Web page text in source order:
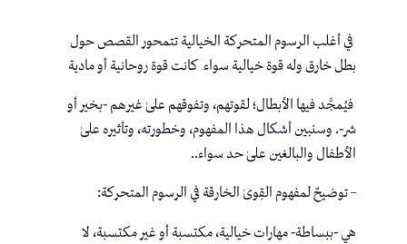
في أغلب الرسوم المتحركة الخيالية تتمحور القصص حول
بطل خارق وله قوة خيالية سواء كانت قوة روحانية أو مادية
فيُمجَّد فيها الأبطال؛ لقوتهم، وتفوقهم علىٰ غيرهم -بخير أو
شر-. وسنبين أشكال هذا المفهوم، وخطورته، وتأثيره علىٰ
الأطفال والبالغين علىٰ حد سواء..
– توضيحٌ لمفهوم القِوىٰ الخارقة في الرسوم المتحركة:
هي -ببساطة- مهارات خيالية، مكتسبة أو غير مكتسبة، لا